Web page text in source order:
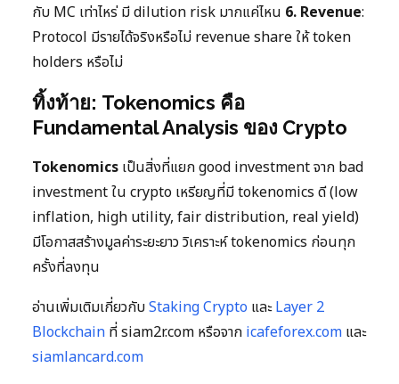
กับ MC เท่าไหร่ มี dilution risk มากแค่ไหน 6. Revenue:
Protocol มีรายได้จริงหรือไม่ revenue share ให้ token
holders หรือไม่
ทิ้งท้าย: Tokenomics คือ
Fundamental Analysis ของ Crypto
Tokenomics เป็นสิ่งที่แยก good investment จาก bad
investment ใน crypto เหรียญที่มี tokenomics ดี (low
inflation, high utility, fair distribution, real yield)
มีโอกาสสร้างมูลค่าระยะยาว วิเคราะห์ tokenomics ก่อนทุก
ครั้งที่ลงทุน
อ่านเพิ่มเติมเกี่ยวกับStaking Crypto และLayer 2
Blockchain ที่ siam2r.com หรือจาก icafeforex.com และ
siamlancard.com